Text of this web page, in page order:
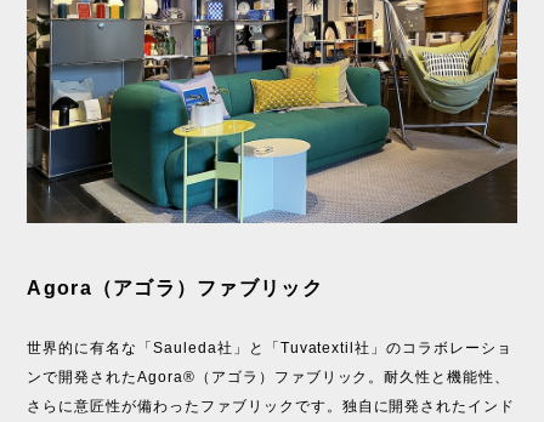
Agora（アゴラ）ファブリック
世界的に有名な「Sauleda社」と「Tuvatextil社」のコラボレーショ
ンで開発されたAgora®（アゴラ）ファブリック。耐久性と機能性、
さらに意匠性が備わったファブリックです。独自に開発されたインド